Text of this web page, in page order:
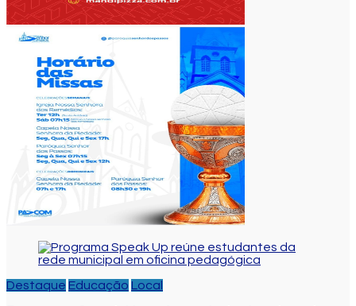
Destaque Educação Local